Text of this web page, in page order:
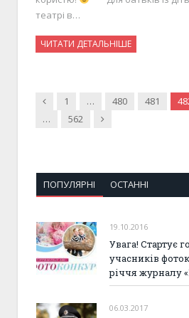
театрі в…
ЧИТАТИ ДЕТАЛЬНІШЕ
Previous
1 … 480 481
…
562 Next
ПОПУЛЯРНІ ОСТАННІ
19.10.2016
Увага! Стартує
учасників
річчя журналу
06.03.2017